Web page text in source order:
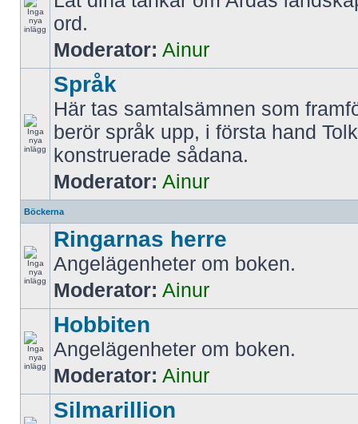
ord.
Moderator: Ainur
Språk
Här tas samtalsämnen som
berör språk upp, i första hand
konstruerade sådana.
Moderator: Ainur
Böckerna
Ringarnas herre
Angelägenheter om boken.
Moderator: Ainur
Hobbiten
Angelägenheter om boken.
Moderator: Ainur
Silmarillion